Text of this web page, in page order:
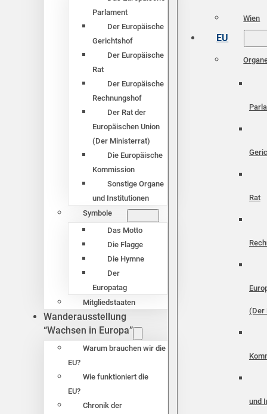
Parlament
Der Europäische
Gerichtshof
Der Europäische
Rat
Der Europäische
Rechnungshof
Der Rat der
Europäischen Union
(Der Ministerrat)
Die Europäische
Kommission
Sonstige Organe
und Institutionen
Symbole
Das Motto
Die Flagge
Die Hymne
Der
Europatag
Mitgliedstaaten
Wanderausstellung
“Wachsen in Europa”
Warum brauchen wir die
EU?
Wie funktioniert die
EU?
Chronik der
Wien
EU
Rat
(Der
und